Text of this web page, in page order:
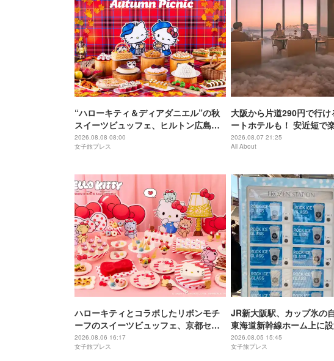
“ハローキティ＆ディアダニエル”の秋
スイーツビュッフェ、ヒルトン広島で
開催
2026.08.08 08:00
女子旅プレス
大阪から片道290円で行
ートホテルも！ 安近短で
西穴場」のおすすめホテル
2026.08.07 21:25
All About
ハローキティとコラボしたリボンモチ
ーフのスイーツビュッフェ、京都セン
チュリーホテルで開催
2026.08.06 16:17
女子旅プレス
JR新大阪駅、カップ氷の
東海道新幹線ホーム上に
2026.08.05 15:45
女子旅プレス